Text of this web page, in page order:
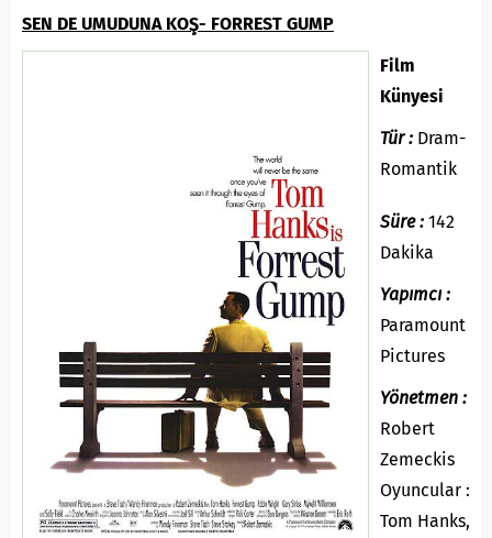
SEN DE UMUDUNA KOŞ- FORREST GUMP
Film
Künyesi
Tür : Dram-
Romantik
Süre : 142
Dakika
Yapımcı :
Paramount
Pictures
Yönetmen :
Robert
Zemeckis
Oyuncular :
Tom Hanks,